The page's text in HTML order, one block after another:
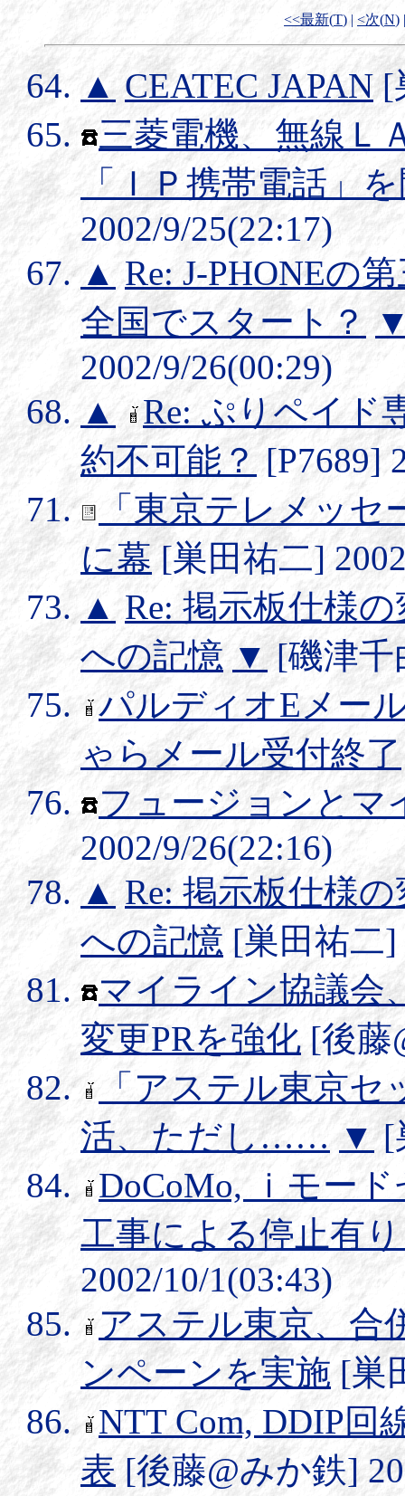
<<最新(T) | <次(N)
▲ CEATEC JAPAN[
三菱電機、無線Ｌ
「ＩＰ携帯電話」
2002/9/25(22:17)
▲ Re: J-PHONEの
全国でスタート？
2002/9/26(00:29)
▲
Re: ぷりペイド
約不可能？ [P7689]
「東京テレメッ
に幕[巣田祐二]
▲ Re: 掲示板仕様
への記憶 ▼[磯津千
パルディオEメー
ゃらメール受付終了
フュージョンとマ
2002/9/26(22:16)
▲ Re: 掲示板仕様
への記憶 [巣田祐二]
マイライン協議会
変更PRを強化 [後藤
「アステル東京
活、ただし…… ▼ [
DoCoMo, ｉモー
工事による停止有
2002/10/1(03:43)
アステル東京、合
ンペーンを実施 [巣
NTT Com, DDIP回
表 [後藤@みか鉄]